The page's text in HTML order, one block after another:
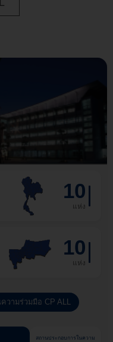
10
แห่ง
10
แห่ง
วามร่วมมือ CP ALL
สถานประกอบการในความ